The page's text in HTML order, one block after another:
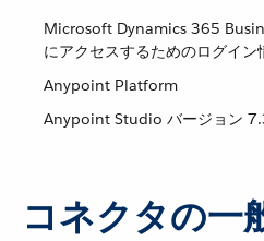
Microsoft Dynamics 365
にアクセスするためのログイン
Anypoint Platform
Anypoint Studio バージョン
コネクタの一